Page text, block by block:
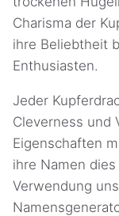
Charisma der
ihre Beliebtheit
Enthusiasten.
Jeder
Cleverness und
Eigenschaften
ihre Namen
Verwendung